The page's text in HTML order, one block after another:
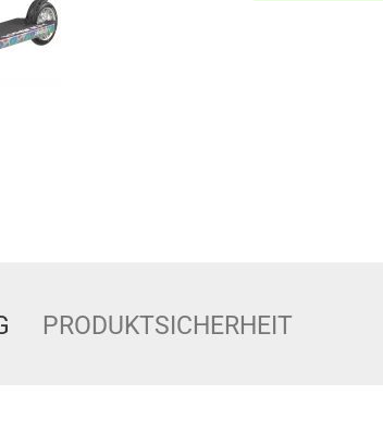
PRODUKTSICHERHEIT